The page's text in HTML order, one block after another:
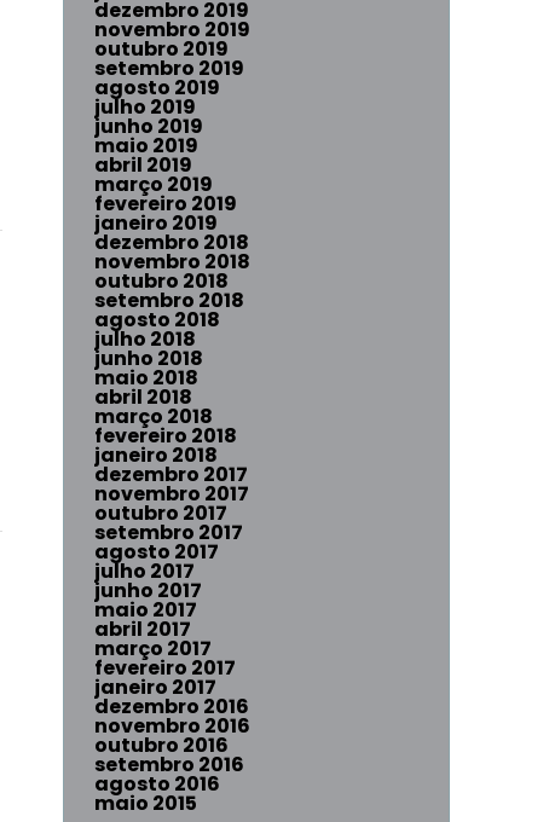
dezembro 2019
novembro 2019
outubro 2019
setembro 2019
agosto 2019
julho 2019
junho 2019
maio 2019
abril 2019
março 2019
fevereiro 2019
janeiro 2019
dezembro 2018
novembro 2018
outubro 2018
setembro 2018
agosto 2018
julho 2018
junho 2018
maio 2018
abril 2018
março 2018
fevereiro 2018
janeiro 2018
dezembro 2017
novembro 2017
outubro 2017
setembro 2017
agosto 2017
julho 2017
junho 2017
maio 2017
abril 2017
março 2017
fevereiro 2017
janeiro 2017
dezembro 2016
novembro 2016
outubro 2016
setembro 2016
agosto 2016
maio 2015